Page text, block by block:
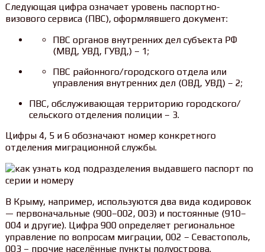
Следующая цифра означает уровень паспортно-
визового сервиса (ПВС), оформлявшего документ:
ПВС органов внутренних дел субъекта РФ
(МВД, УВД, ГУВД,) – 1;
ПВС районного/городского отдела или
управления внутренних дел (ОВД, УВД) – 2;
ПВС, обслуживающая территорию городского/
сельского отделения полиции – 3.
Цифры 4, 5 и 6 обозначают номер конкретного
отделения миграционной службы.
В Крыму, например, используются два вида кодировок
— первоначальные (900–002, 003) и постоянные (910–
004 и другие). Цифра 900 определяет региональное
управление по вопросам миграции, 002 – Севастополь,
003 – прочие населённые пункты полуострова.